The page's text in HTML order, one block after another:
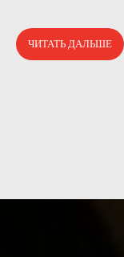
ЧИТАТЬ ДАЛЬШЕ